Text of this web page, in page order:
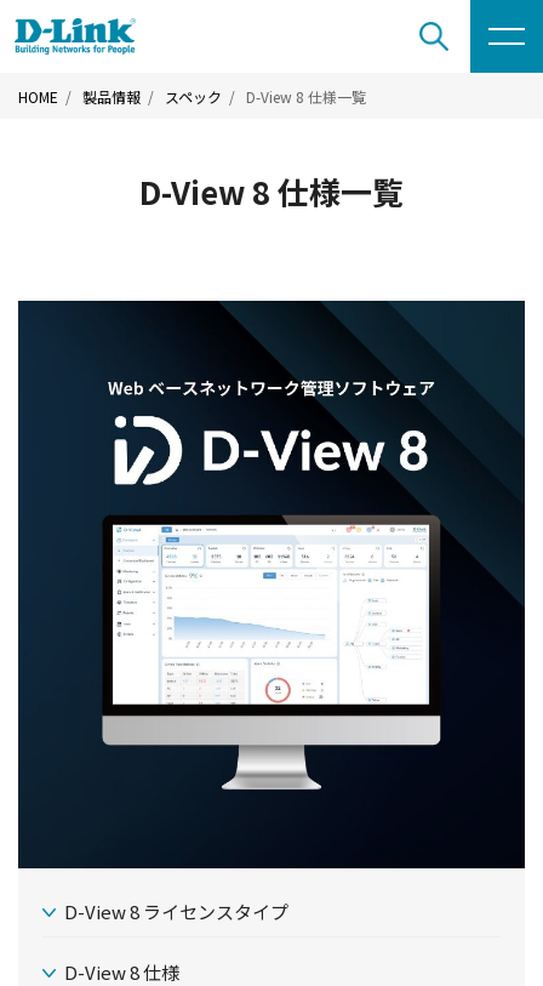
HOME 製品情報 スペック D-View 8 仕様一覧
D-View 8 仕様一覧
D-View 8 ライセンスタイプ
D-View 8 仕様